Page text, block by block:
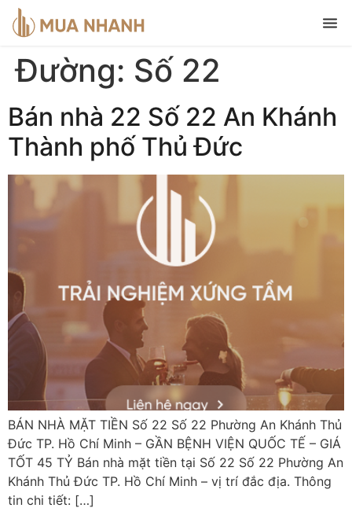
Đường: Số 22
Bán nhà 22 Số 22 An Khánh
Thành phố Thủ Đức
BÁN NHÀ MẶT TIỀN Số 22 Số 22 Phường An Khánh Thủ
Đức TP. Hồ Chí Minh – GẦN BỆNH VIỆN QUỐC TẾ – GIÁ
TỐT 45 TỶ Bán nhà mặt tiền tại Số 22 Số 22 Phường An
Khánh Thủ Đức TP. Hồ Chí Minh – vị trí đắc địa. Thông
tin chi tiết: […]